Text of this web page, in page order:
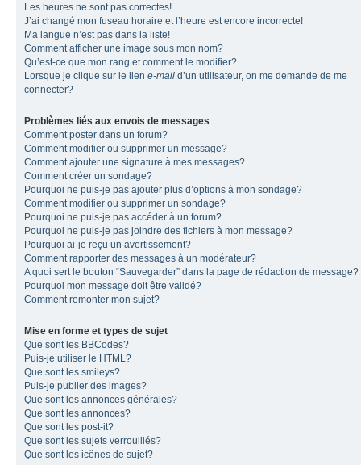
Les heures ne sont pas correctes!
J’ai changé mon fuseau horaire et l’heure est encore incorrecte!
Ma langue n’est pas dans la liste!
Comment afficher une image sous mon nom?
Qu’est-ce que mon rang et comment le modifier?
Lorsque je clique sur le lien e-mail d’un utilisateur, on me demande de me
connecter?
Problèmes liés aux envois de messages
Comment poster dans un forum?
Comment modifier ou supprimer un message?
Comment ajouter une signature à mes messages?
Comment créer un sondage?
Pourquoi ne puis-je pas ajouter plus d’options à mon sondage?
Comment modifier ou supprimer un sondage?
Pourquoi ne puis-je pas accéder à un forum?
Pourquoi ne puis-je pas joindre des fichiers à mon message?
Pourquoi ai-je reçu un avertissement?
Comment rapporter des messages à un modérateur?
A quoi sert le bouton “Sauvegarder” dans la page de rédaction de message?
Pourquoi mon message doit être validé?
Comment remonter mon sujet?
Mise en forme et types de sujet
Que sont les BBCodes?
Puis-je utiliser le HTML?
Que sont les smileys?
Puis-je publier des images?
Que sont les annonces générales?
Que sont les annonces?
Que sont les post-it?
Que sont les sujets verrouillés?
Que sont les icônes de sujet?